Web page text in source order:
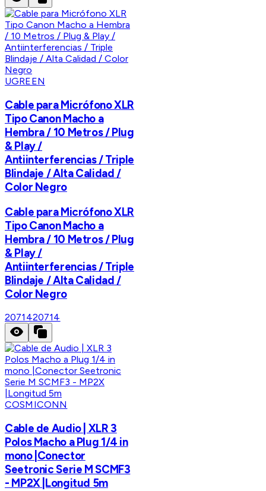
UGREEN
Cable para Micrófono XLR
Tipo Canon Macho a
Hembra / 10 Metros / Plug
& Play /
Antiinterferencias / Triple
Blindaje / Alta Calidad /
Color Negro
Cable para Micrófono XLR
Tipo Canon Macho a
Hembra / 10 Metros / Plug
& Play /
Antiinterferencias / Triple
Blindaje / Alta Calidad /
Color Negro
2071420714
COSMICONN
Cable de Audio | XLR 3
Polos Macho a Plug 1/4 in
mono |Conector
Seetronic Serie M SCMF3
- MP2X |Longitud 5m